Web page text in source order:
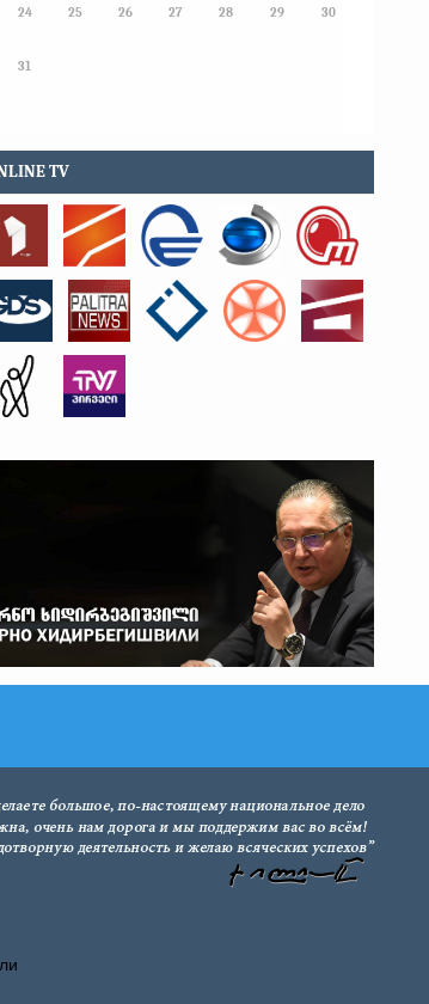
24 25 26 27 28 29 30
31
TV